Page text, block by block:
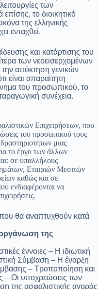
των
το διοικητικό
της ελληνικής
ενταχθεί.
και κατάρτισης του
των νεοεισερχομένων
απόκτηση γενικών
είναι απαραίτητη
του προσωπικού, το
συνέχεια.
Επιχειρήσεων, που
του προσωπικού τους
μιας
το έργο των άλλων
σε υπαλλήλους
Εταιριών Μεσιτών
καθώς και σε
ενδιαφέρονται να
θα αναπτυχθούν κατά
οργάνωση της
έννοιες – Η ιδιωτική
Σύμβαση – Η έναρξη
– Τροποποίηση και
– Οι υποχρεώσεις των
της ασφαλιστικής αγοράς